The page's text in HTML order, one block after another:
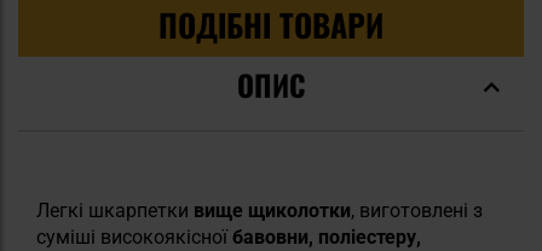
ПОДІБНІ ТОВАРИ
ОПИС
Легкі шкарпетки вище щиколотки, виготовлені з
суміші високоякісноїбавовни, поліестеру,